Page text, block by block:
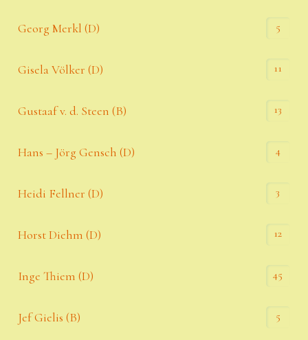
Georg Merkl (D) 5
Gisela Völker (D) 11
Gustaaf v. d. Steen (B) 13
Hans – Jörg Gensch (D) 4
Heidi Fellner (D) 3
Horst Diehm (D) 12
Inge Thiem (D) 45
Jef Gielis (B) 5